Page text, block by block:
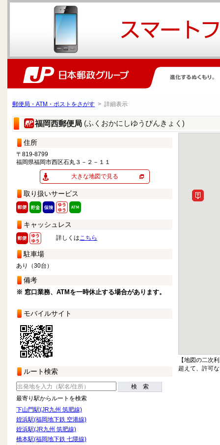
郵便局・ATM・ポストをさがす > 詳細表示
福岡西郵便局 (ふくおかにしゆうびんきょく)
住所
〒819-8799
福岡県福岡市西区石丸３－２－１１
大きな地図で見る
取り扱いサービス
キャッシュレス
詳しくはこちら
駐車場
あり（30台）
備考
※ 窓口業務、ATMを一時休止する場合があります。
モバイルサイト
ルート検索
検 索
最寄り駅からルートを検索
下山門駅(JR九州 筑肥線)
姪浜駅(福岡地下鉄 空港線)
姪浜駅(JR九州 筑肥線)
橋本駅(福岡地下鉄 七隈線)
【地図の二次
超えて、許可